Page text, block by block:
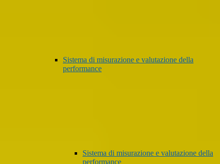
Sistema di misurazione e valutazione della
performance
Sistema di misurazione e valutazione della
performance